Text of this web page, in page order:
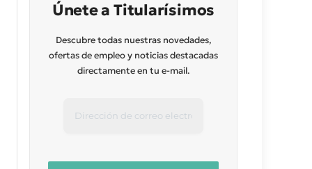
Únete a Titularísimos
Descubre todas nuestras novedades,
ofertas de empleo y noticias destacadas
directamente en tu e-mail.